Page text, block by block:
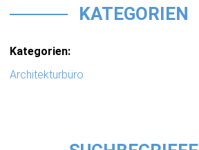
KATEGORIEN
Kategorien:
Architekturbüro